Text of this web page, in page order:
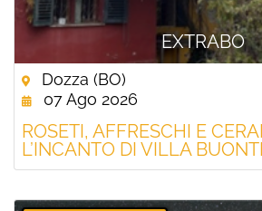
EXTRABO
Dozza (BO)
07 Ago 2026
ROSETI, AFFRESCHI E
L’INCANTO DI VILLA